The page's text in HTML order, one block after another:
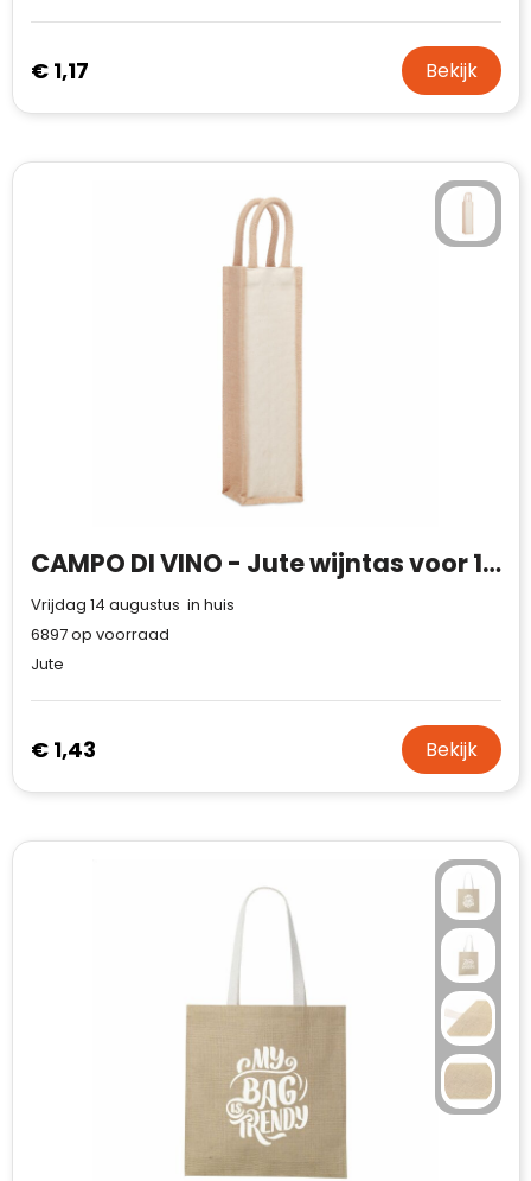
€ 1,17 Bekijk
CAMPO DI VINO - Jute wijntas voor 1 fles
Vrijdag 14 augustus in huis
6897op voorraad
Jute
€ 1,43 Bekijk